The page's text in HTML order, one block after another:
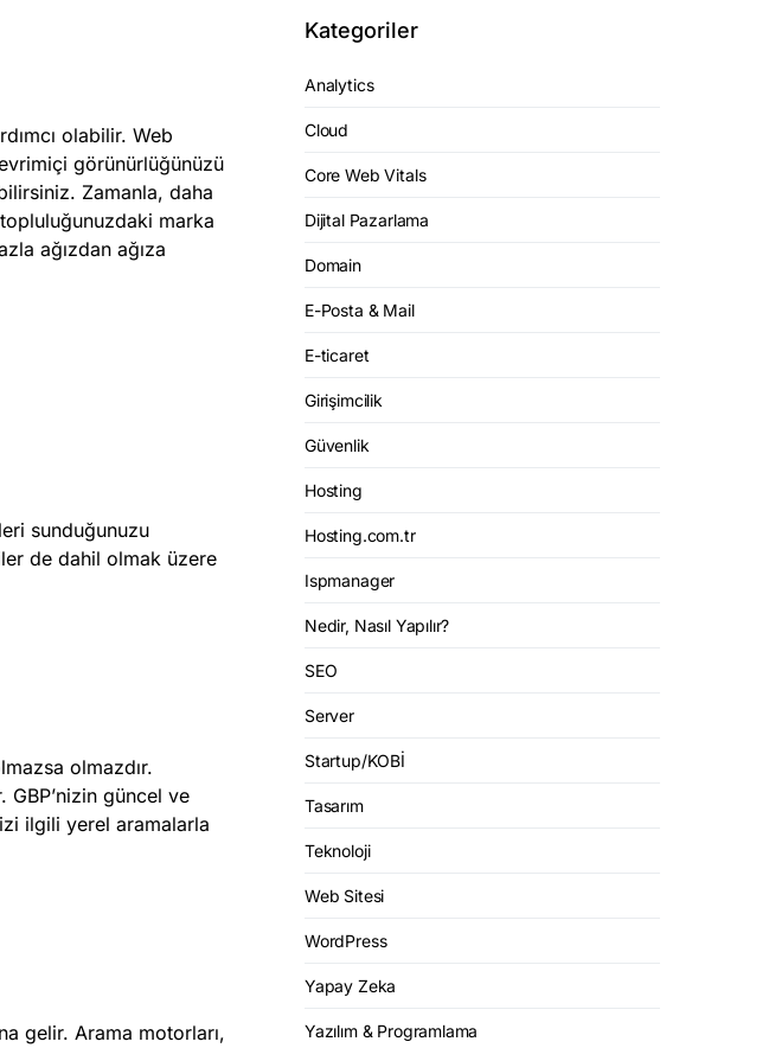
olabilir. Web
görünürlüğünüzü
Zamanla, daha
marka
ağızdan ağıza
sunduğunuzu
de dahil olmak üzere
olmazdır.
GBP’nizin güncel ve
ilgili yerel aramalarla
gelir. Arama motorları,
Kategoriler
Analytics
Cloud
Core Web Vitals
Dijital Pazarlama
Domain
E-Posta & Mail
E-ticaret
Girişimcilik
Güvenlik
Hosting
Hosting.com.tr
Ispmanager
Nedir, Nasıl Yapılır?
SEO
Server
Startup/KOBİ
Tasarım
Teknoloji
Web Sitesi
WordPress
Yapay Zeka
Yazılım & Programlama